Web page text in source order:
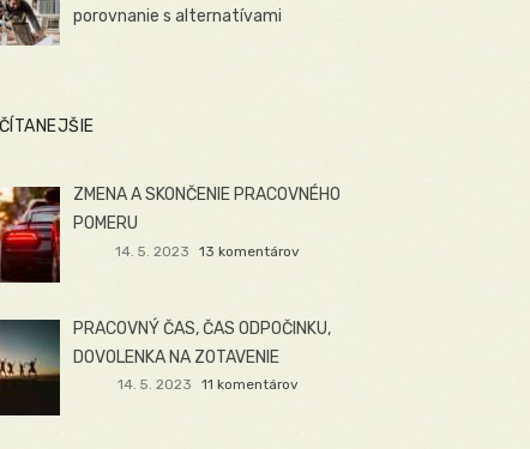
porovnanie s alternatívami
ZMENA A SKONČENIE PRACOVNÉHO
POMERU
14. 5. 2023 13 komentárov
PRACOVNÝ ČAS, ČAS ODPOČINKU,
DOVOLENKA NA ZOTAVENIE
14. 5. 2023 11 komentárov